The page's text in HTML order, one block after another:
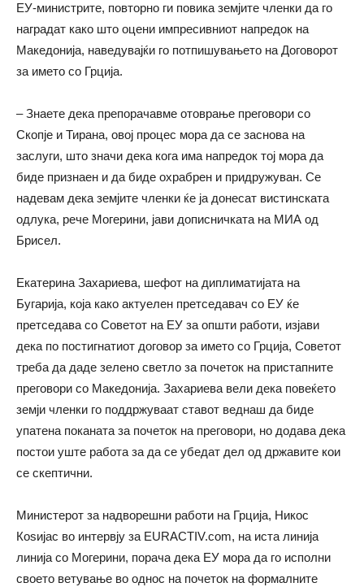
ЕУ-министрите, повторно ги повика земјите членки да го
наградат како што оцени импресивниот напредок на
Македонија, наведувајќи го потпишувањето на Договорот
за името со Грција.
– Знаете дека препорачавме отоврање преговори со
Скопје и Тирана, овој процес мора да се заснова на
заслуги, што значи дека кога има напредок тој мора да
биде признаен и да биде охрабрен и придружуван. Се
надевам дека земјите членки ќе ја донесат вистинската
одлука, рече Могерини, јави дописничката на МИА од
Брисел.
Екатерина Захариева, шефот на диплиматијата на
Бугарија, која како актуелен претседавач со ЕУ ќе
претседава со Советот на ЕУ за општи работи, изјави
дека по постигнатиот договор за името со Грција, Советот
треба да даде зелено светло за почеток на пристапните
преговори со Македонија. Захариева вели дека повеќето
земји членки го поддржуваат ставот веднаш да биде
упатена поканата за почеток на преговори, но додава дека
постои уште работа за да се убедат дел од државите кои
се скептични.
Министерот за надворешни работи на Грција, Никос
Коѕијас во интервју за EURACTIV.com, на иста линија
линија со Могерини, порача дека ЕУ мора да го исполни
своето ветување во однос на почеток на формалните